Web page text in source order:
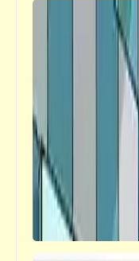
سرحان وحسن
الخالق